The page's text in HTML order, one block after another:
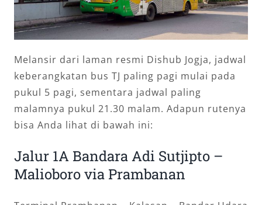
Melansir dari laman resmi Dishub Jogja, jadwal
keberangkatan bus TJ paling pagi mulai pada
pukul 5 pagi, sementara jadwal paling
malamnya pukul 21.30 malam. Adapun rutenya
bisa Anda lihat di bawah ini:
Jalur 1A Bandara Adi Sutjipto –
Malioboro via Prambanan